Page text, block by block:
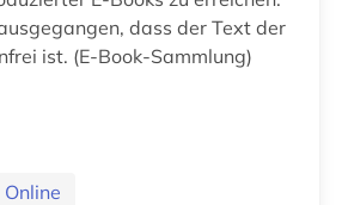
dass der Text der
ist. (E-Book-Sammlung)
Online